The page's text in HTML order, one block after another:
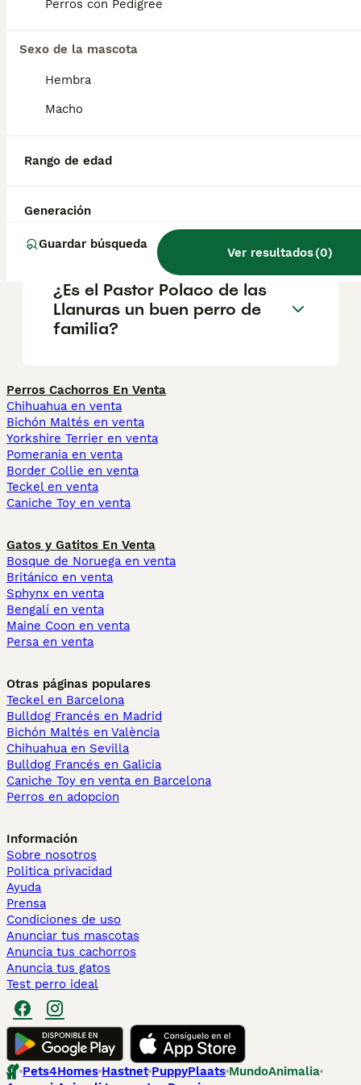
Perros con Pedigree
Sexo de la mascota
Hembra
Macho
Rango de edad
Generación
Guardar búsqueda
Ver resultados(0)
puede ser de muchos colores.
¿Cuánto cuesta un perro
¿Cómo es el Pastor polaco
de las llanuras?
¿Es el Pastor Polaco de las
Llanuras un buen perro de
familia?
Perros Cachorros En Venta
Chihuahua en venta
Bichón Maltés en venta
Yorkshire Terrier en venta
Pomerania en venta
Border Collie en venta
Teckel en venta
Caniche Toy en venta
Gatos y Gatitos En Venta
Bosque de Noruega en venta
Británico en venta
Sphynx en venta
Bengalí en venta
Maine Coon en venta
Persa en venta
Otras páginas populares
Teckel en Barcelona
Bulldog Francés en Madrid
Bichón Maltés en València
Chihuahua en Sevilla
Bulldog Francés en Galicia
Caniche Toy en venta en Barcelona
Perros en adopcion
Información
Sobre nosotros
Politica privacidad
Ayuda
Prensa
Condiciones de uso
Anunciar tus mascotas
Anuncia tus cachorros
Anuncia tus gatos
Test perro ideal
Pets4Homes Hastnet PuppyPlaats MundoAnimalia